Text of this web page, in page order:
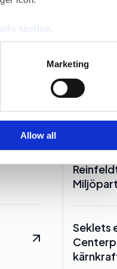
section
may combine it with
Marketing
Allow all
700
Pedersen
Seklets